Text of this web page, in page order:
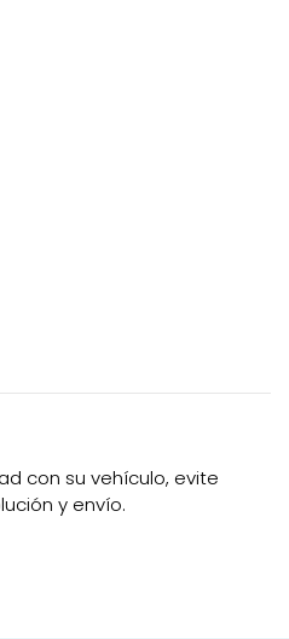
con su vehículo, evite
y envío.